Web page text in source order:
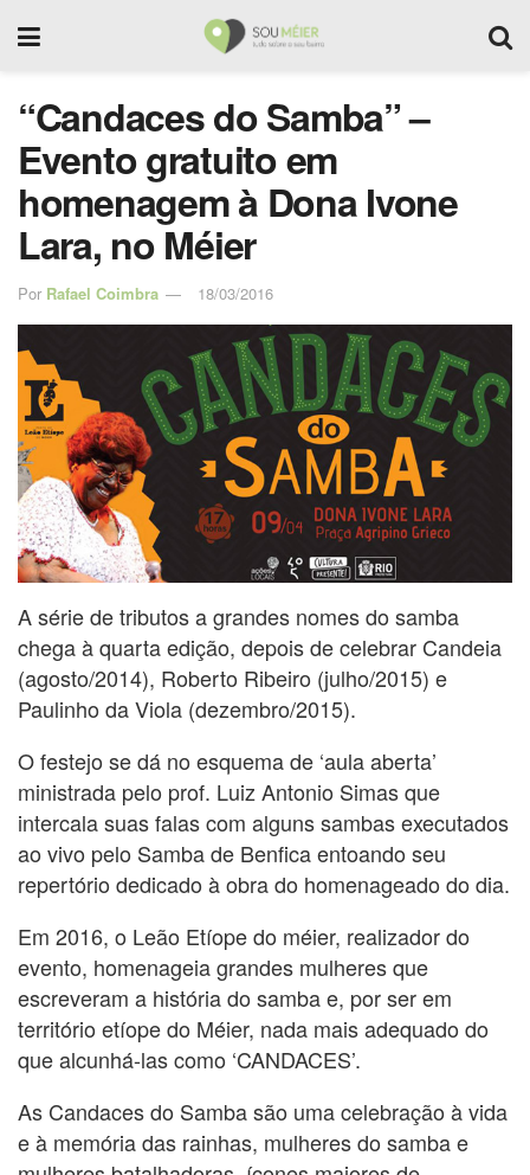
“Candaces do Samba” –
Evento gratuito em
homenagem à Dona Ivone
Lara, no Méier
Por Rafael Coimbra 18/03/2016
A série de tributos a grandes nomes do samba
chega à quarta edição, depois de celebrar Candeia
(agosto/2014), Roberto Ribeiro (julho/2015) e
Paulinho da Viola (dezembro/2015).
O festejo se dá no esquema de ‘aula aberta’
ministrada pelo prof. Luiz Antonio Simas que
intercala suas falas com alguns sambas executados
ao vivo pelo Samba de Benfica entoando seu
repertório dedicado à obra do homenageado do dia.
Em 2016, o Leão Etíope do méier, realizador do
evento, homenageia grandes mulheres que
escreveram a história do samba e, por ser em
território etíope do Méier, nada mais adequado do
que alcunhá-las como ‘CANDACES’.
As Candaces do Samba são uma celebração à vida
e à memória das rainhas, mulheres do samba e